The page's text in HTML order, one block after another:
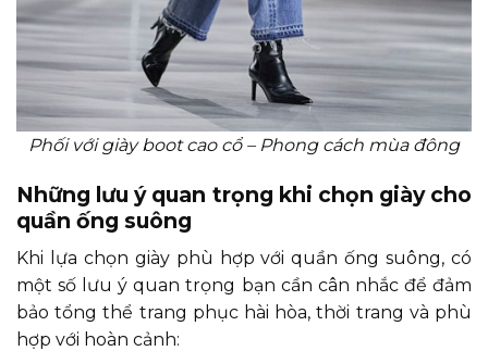
Phối với giày boot cao cổ – Phong cách mùa đông
Những lưu ý quan trọng khi chọn giày cho
quần ống suông
Khi lựa chọn giày phù hợp với quần ống suông, có
một số lưu ý quan trọng bạn cần cân nhắc để đảm
bảo tổng thể trang phục hài hòa, thời trang và phù
hợp với hoàn cảnh: